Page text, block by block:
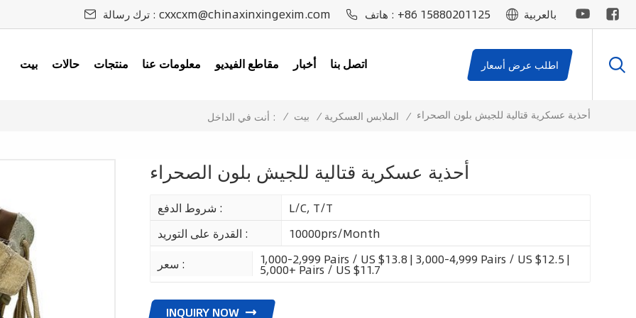
ترك رسالة : cxxcxm@chinaxinxingexim.com هاتف : +86 15880201125 بالعربية
بيت حالات منتجات معلومات عنا مقاطع الفيديو أخبار اتصل بنا اطلب عرض أسعار
أنت في الداخل : / بيت / الملابس العسكرية / أحذية عسكرية قتالية للجيش بلون الصحراء
أحذية عسكرية قتالية للجيش بلون الصحراء
شروط الدفع :
L/C, T/T
القدرة على التوريد :
10000prs/Month
سعر :
1,000-2,999 Pairs / US $13.8 | 3,000-4,999 Pairs / US $12.5 |
5,000+ Pairs / US $11.7
INQUIRY NOW